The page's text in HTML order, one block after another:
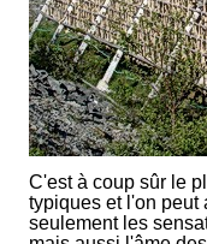
C'est à coup sûr le
typiques et l'on peut
seulement les